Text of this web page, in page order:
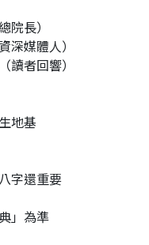
院長）
深媒體人）
讀者回響）
地基
字還重要
」為準